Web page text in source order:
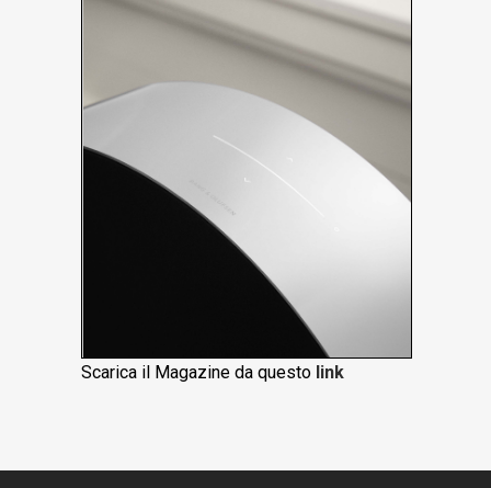
Scarica il Magazine da questo link